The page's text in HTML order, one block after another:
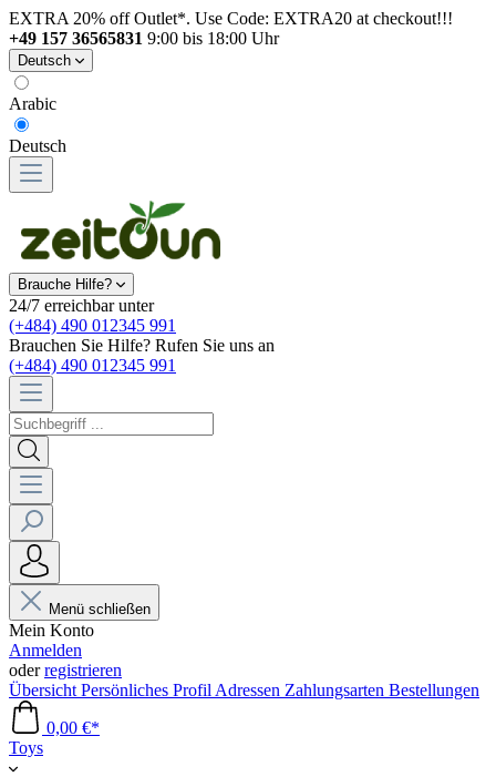
EXTRA 20% off Outlet*. Use Code: EXTRA20 at checkout!!!
+49 157 36565831 9:00 bis 18:00 Uhr
Deutsch
Arabic
Deutsch
Brauche Hilfe?
24/7 erreichbar unter
(+484) 490 012345 991
Brauchen Sie Hilfe? Rufen Sie uns an
(+484) 490 012345 991
Menü schließen
Mein Konto
Anmelden
oderregistrieren
Übersicht Persönliches Profil Adressen Zahlungsarten Bestellungen
0,00 €*
Toys